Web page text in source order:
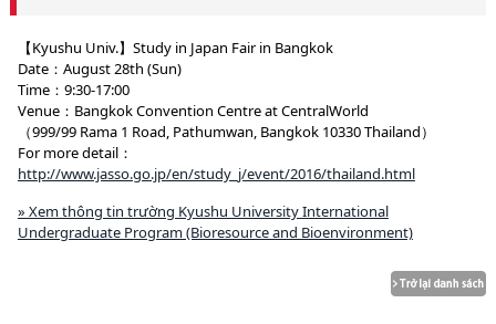
【Kyushu Univ.】Study in Japan Fair in Bangkok
Date：August 28th (Sun)
Time：9:30-17:00
Venue：Bangkok Convention Centre at CentralWorld
（999/99 Rama 1 Road, Pathumwan, Bangkok 10330 Thailand）
For more detail：
http://www.jasso.go.jp/en/study_j/event/2016/thailand.html
» Xem thông tin trường Kyushu University International
Undergraduate Program (Bioresource and Bioenvironment)